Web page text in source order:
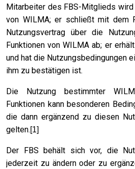
Mitarbeiter des FBS-Mitglieds
von WILMA; er schließt mit dem
Nutzungsvertrag über die
Funktionen von WILMA ab; er
und hat die Nutzungsbedingungen
ihm zu bestätigen ist.
Die Nutzung bestimmter
Funktionen kann besonderen
die dann ergänzend zu diesen
gelten.[1]
Der FBS behält sich vor, die
jederzeit zu ändern oder zu